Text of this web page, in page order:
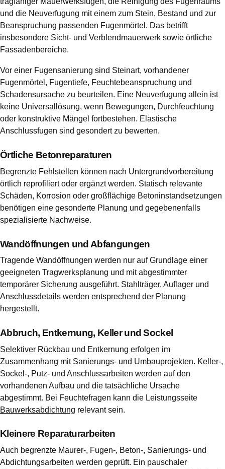
und die Neuverfugung mit einem zum Stein, Bestand und zur
Beanspruchung passenden Fugenmörtel. Das betrifft
insbesondere Sicht- und Verblendmauerwerk sowie örtliche
Fassadenbereiche.
Vor einer Fugensanierung sind Steinart, vorhandener
Fugenmörtel, Fugentiefe, Feuchtebeanspruchung und
Schadensursache zu beurteilen. Eine Neuverfugung allein ist
keine Universallösung, wenn Bewegungen, Durchfeuchtung
oder konstruktive Mängel fortbestehen. Elastische
Anschlussfugen sind gesondert zu bewerten.
Örtliche Betonreparaturen
Begrenzte Fehlstellen können nach Untergrundvorbereitung
örtlich reprofiliert oder ergänzt werden. Statisch relevante
Schäden, Korrosion oder großflächige Betoninstandsetzungen
benötigen eine gesonderte Planung und gegebenenfalls
spezialisierte Nachweise.
Wandöffnungen und Abfangungen
Tragende Wandöffnungen werden nur auf Grundlage einer
geeigneten Tragwerksplanung und mit abgestimmter
temporärer Sicherung ausgeführt. Stahlträger, Auflager und
Anschlussdetails werden entsprechend der Planung
hergestellt.
Abbruch, Entkernung, Keller und Sockel
Selektiver Rückbau und Entkernung erfolgen im
Zusammenhang mit Sanierungs- und Umbauprojekten. Keller-,
Sockel-, Putz- und Anschlussarbeiten werden auf den
vorhandenen Aufbau und die tatsächliche Ursache
abgestimmt. Bei Feuchtefragen kann die Leistungsseite
Bauwerksabdichtung relevant sein.
Kleinere Reparaturarbeiten
Auch begrenzte Maurer-, Fugen-, Beton-, Sanierungs- und
Abdichtungsarbeiten werden geprüft. Ein pauschaler